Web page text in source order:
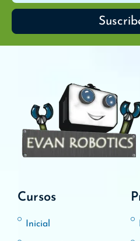
Cursos
Inicial